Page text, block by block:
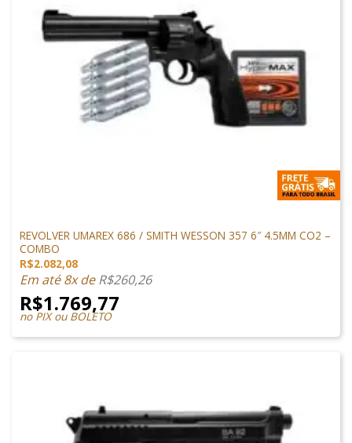
REVOLVER UMAREX 686 / SMITH WESSON 357 6″ 4.5MM CO2 –
COMBO
R$2.082,08
Em até 8x deR$260,26
R$1.769,77
no PIX ou BOLETO